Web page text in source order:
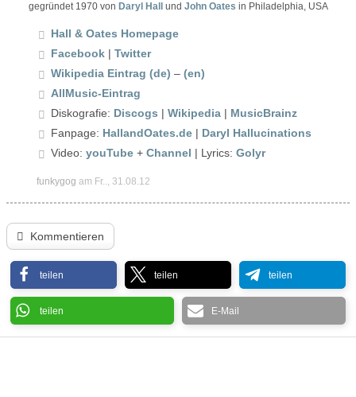
gegründet 1970 von Daryl Hall und John Oates in Philadelphia, USA
Hall & Oates Homepage
Facebook | Twitter
Wikipedia Eintrag (de) – (en)
AllMusic-Eintrag
Diskografie: Discogs | Wikipedia | MusicBrainz
Fanpage: HallandOates.de | Daryl Hallucinations
Video: youTube + Channel | Lyrics: Golyr
funkygog am Fr.., 31.08.12
Kommentieren
teilen teilen teilen
teilen E-Mail